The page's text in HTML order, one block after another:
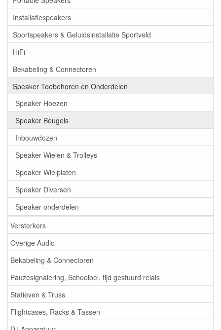
Installatiespeakers
Sportspeakers & Geluidsinstallatie Sportveld
HiFi
Bekabeling & Connectoren
Speaker Toebehoren en Onderdelen
Speaker Hoezen
Speaker Beugels
Inbouwdozen
Speaker Wielen & Trolleys
Speaker Wielplaten
Speaker Diversen
Speaker onderdelen
Versterkers
Overige Audio
Bekabeling & Connectoren
Pauzesignalering, Schoolbel, tijd gestuurd relais
Statieven & Truss
Flightcases, Racks & Tassen